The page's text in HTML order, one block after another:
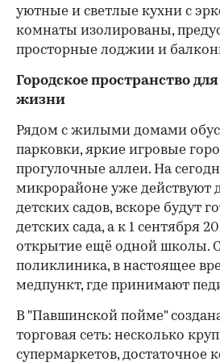
уютные и светлые кухни с
комнаты изолированы,
просторные лоджии и
Городское пространство
жизни
Рядом с жилыми домами
парковки, яркие игровые
прогулочные аллеи. На
микрорайоне уже действуют
детских садов, вскоре будут
детских сада, а к 1 сентября
открытие ещё одной школы.
поликлиника, в настоящее
медпункт, где принимают
В "Павшинской пойме"
торговая сеть: несколько
супермаркетов, достаточное